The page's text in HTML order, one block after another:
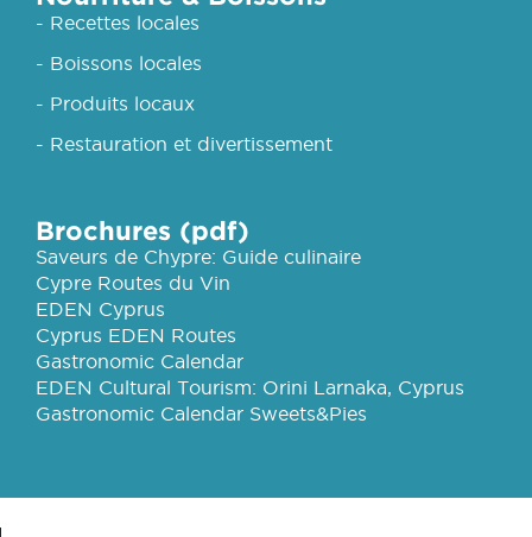
- Recettes locales
- Boissons locales
- Produits locaux
- Restauration et divertissement
Brochures (pdf)
Saveurs de Chypre: Guide culinaire
Cypre Routes du Vin
EDEN Cyprus
Cyprus EDEN Routes
Gastronomic Calendar
EDEN Cultural Tourism: Orini Larnaka, Cyprus
Gastronomic Calendar Sweets&Pies